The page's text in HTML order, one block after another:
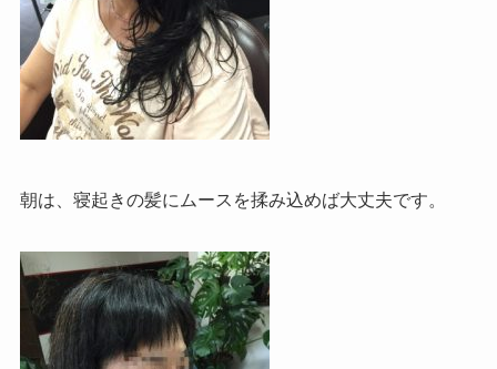
朝は、寝起きの髪にムースを揉み込めば大丈夫です。